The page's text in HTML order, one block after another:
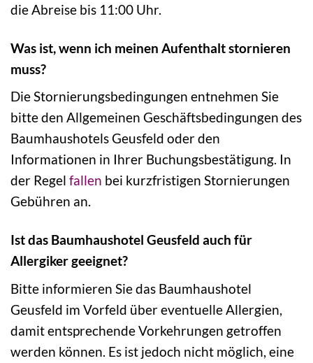
die Abreise bis 11:00 Uhr.
Was ist, wenn ich meinen Aufenthalt stornieren
muss?
Die Stornierungsbedingungen entnehmen Sie
bitte den Allgemeinen Geschäftsbedingungen des
Baumhaushotels Geusfeld oder den
Informationen in Ihrer Buchungsbestätigung. In
der Regel fallen bei kurzfristigen Stornierungen
Gebühren an.
Ist das Baumhaushotel Geusfeld auch für
Allergiker geeignet?
Bitte informieren Sie das Baumhaushotel
Geusfeld im Vorfeld über eventuelle Allergien,
damit entsprechende Vorkehrungen getroffen
werden können. Es ist jedoch nicht möglich, eine